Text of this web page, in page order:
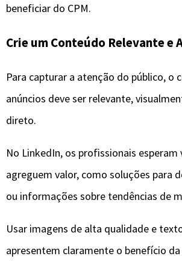
beneficiar do CPM.
Crie um Conteúdo Relevante e
Para capturar a atenção do público, o
anúncios deve ser relevante,
direto.
No LinkedIn, os profissionais
agreguem valor, como soluções para
ou informações sobre tendências de
Usar imagens de alta qualidade e
apresentem claramente o benefício